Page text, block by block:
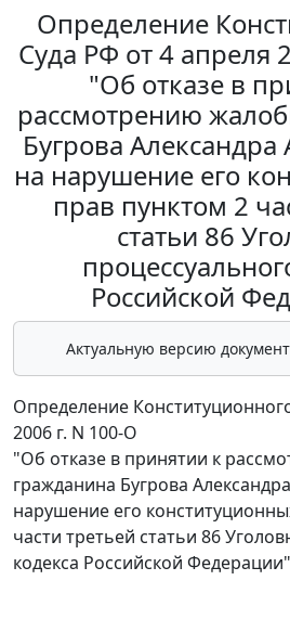
Определение
Суда РФ от 4 апреля
"Об отказе в
рассмотрению
Бугрова
на нарушение его
прав пунктом 2
статьи 86
Российской
Актуальную версию
Определение
2006 г. N 100-О
"Об отказе в принятии к
гражданина Бугрова
нарушение его
части третьей статьи 86
кодекса Российской Федерации"